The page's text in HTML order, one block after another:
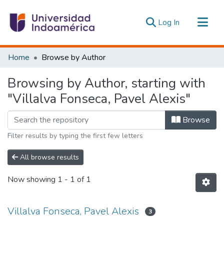
Log In (current)
Communities & Collections
Estadísticas Externas
Home Browse by Author
Browsing by Author, starting with
"Villalva Fonseca, Pavel Alexis"
Browse
Filter results by typing the first few letters
All browse results
Now showing 1 - 1 of 1
Villalva Fonseca, Pavel Alexis 3